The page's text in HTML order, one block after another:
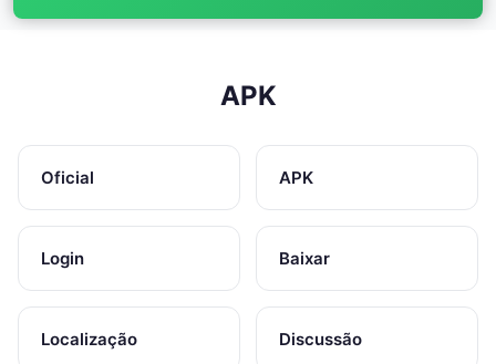
APK
Oficial APK
Login Baixar
Localização Discussão